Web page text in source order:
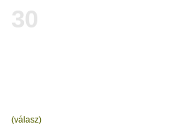
30
(válasz)